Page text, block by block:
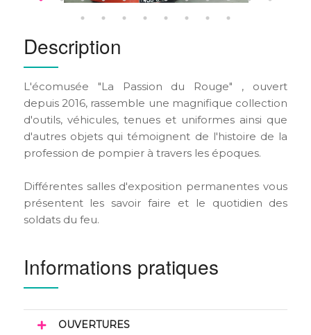
Description
L'écomusée "La Passion du Rouge" , ouvert
depuis 2016, rassemble une magnifique collection
d'outils, véhicules, tenues et uniformes ainsi que
d'autres objets qui témoignent de l'histoire de la
profession de pompier à travers les époques.
Différentes salles d'exposition permanentes vous
présentent les savoir faire et le quotidien des
soldats du feu.
Informations pratiques
OUVERTURES